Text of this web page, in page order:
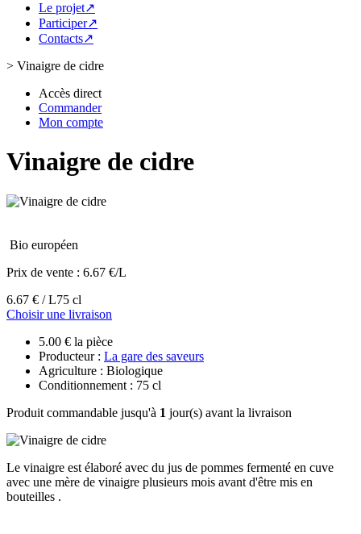
Le projet↗
Participer↗
Contacts↗
> Vinaigre de cidre
Accès direct
Commander
Mon compte
Vinaigre de cidre
Bio européen
Prix de vente : 6.67 €/L
6.67 € / L75 cl
Choisir une livraison
5.00 € la pièce
Producteur : La gare des saveurs
Agriculture : Biologique
Conditionnement : 75 cl
Produit commandable jusqu'à 1 jour(s) avant la livraison
Le vinaigre est élaboré avec du jus de pommes fermenté en cuve
avec une mère de vinaigre plusieurs mois avant d'être mis en
bouteilles .